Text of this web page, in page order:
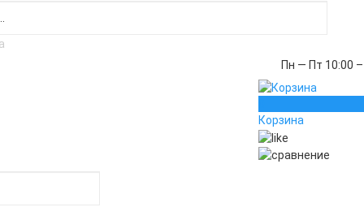
Пн — Пт 10:00
Корзина